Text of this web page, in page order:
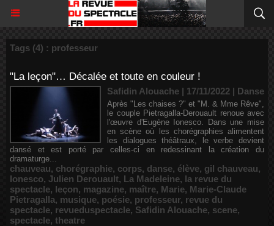
Tags (4) : professeur
"La leçon"… Décalée et toute en couleur !
Safidin Alouache | 17/11/2022 | Danse
Après "Les chaises ?" et "M. & Mme Rêve",
le couple Pietragalla-Derouault renoue avec
l'œuvre d'Eugène Ionesco. Dans une mise
en scène où les chorégraphies alimentent
les dialogues théâtraux, le verbe devient
dansé et est porté par celles-ci en redessinant la création du
dramaturge...
chauveau, chorégraphie, corps, danse, élève, gil chauveau,
Ionesco, Julien Derouault, La Madeleine, la revue du
spectacle, leçon, magazine, maître, Marie, Marie-Claude
Pietragalla, musique, poésie, professeur, revue du
spectacle, revueduspectacle, Safidin Alouache, scene,
spectacle, theatre